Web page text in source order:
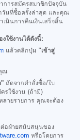
การสมัครสมาชิกปัจจุบัน
วันที่ซื้อครั้งล่าสุด และคุณ
นินการคืนเงินเสร็จสิ้น
ใช้งานได้ดังนี้:
แล้วคลิกปุ่ม "เข้าสู่
ณ
" ถัดจากคำสั่งซื้อ/ใบ
รใช้งาน (ถ้ามี)
ายรายการ คุณจะต้อง
อฝ่ายสนับสนุนของ
หรือโดยการ